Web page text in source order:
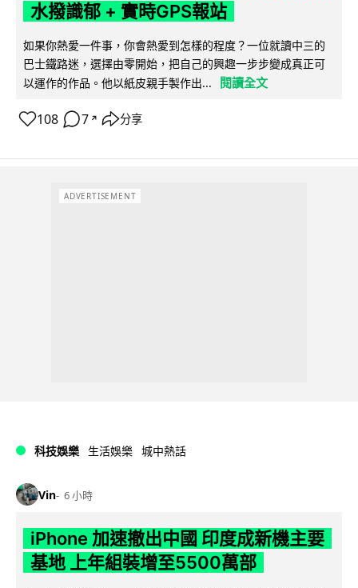
水撥識郁 + 實時GPS報站
如果你熱愛一件事，你會熱愛到怎樣的程度？一位就讀中三的
巴士鐵路迷，選擇由零開始，把自己的興趣一步步變成真正可
以運作的作品。他以紙皮親手製作出...
閱讀全文
108 7 ↗ 分享
ADVERTISEMENT
科技娛樂 生活娛樂 城中熱話
Vin 6 小時
iPhone 加速撤出中國 印度成新機主要
基地 上年組裝增至5500萬部